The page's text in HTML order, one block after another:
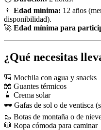
👦 Edad mínima: 12 años
disponibilidad).
🚀 Edad mínima para
¿Qué necesitas
🎒 Mochila con agua y snacks
🧤 Guantes térmicos
🧴 Crema solar
🕶️ Gafas de sol o de ventisca
🥾 Botas de montaña o de
🧥 Ropa cómoda para caminar